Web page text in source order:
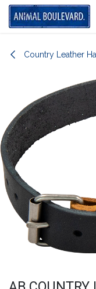
Overslaan naar inhoud
Country Leather